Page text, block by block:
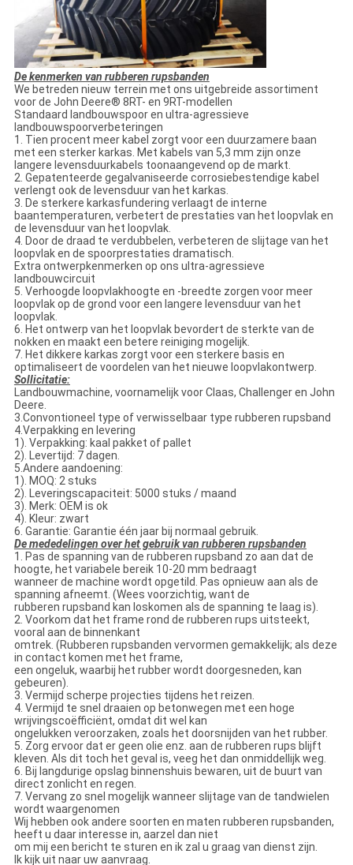
De kenmerken van rubberen rupsbanden
We betreden nieuw terrein met ons uitgebreide assortiment
voor de John Deere® 8RT- en 9RT-modellen
Standaard landbouwspoor en ultra-agressieve
landbouwspoorverbeteringen
1. Tien procent meer kabel zorgt voor een duurzamere baan
met een sterker karkas. Met kabels van 5,3 mm zijn onze
langere levensduurkabels toonaangevend op de markt.
2. Gepatenteerde gegalvaniseerde corrosiebestendige kabel
verlengt ook de levensduur van het karkas.
3. De sterkere karkasfundering verlaagt de interne
baantemperaturen, verbetert de prestaties van het loopvlak en
de levensduur van het loopvlak.
4. Door de draad te verdubbelen, verbeteren de slijtage van het
loopvlak en de spoorprestaties dramatisch.
Extra ontwerpkenmerken op ons ultra-agressieve
landbouwcircuit
5. Verhoogde loopvlakhoogte en -breedte zorgen voor meer
loopvlak op de grond voor een langere levensduur van het
loopvlak.
6. Het ontwerp van het loopvlak bevordert de sterkte van de
nokken en maakt een betere reiniging mogelijk.
7. Het dikkere karkas zorgt voor een sterkere basis en
optimaliseert de voordelen van het nieuwe loopvlakontwerp.
Sollicitatie:
Landbouwmachine, voornamelijk voor Claas, Challenger en John
Deere.
3.Convontioneel type of verwisselbaar type rubberen rupsband
4.Verpakking en levering
1). Verpakking: kaal pakket of pallet
2). Levertijd: 7 dagen.
5.Andere aandoening:
1). MOQ: 2 stuks
2). Leveringscapaciteit: 5000 stuks / maand
3). Merk: OEM is ok
4). Kleur: zwart
6. Garantie: Garantie één jaar bij normaal gebruik.
De mededelingen over het gebruik van rubberen rupsbanden
1. Pas de spanning van de rubberen rupsband zo aan dat de
hoogte, het variabele bereik 10-20 mm bedraagt
wanneer de machine wordt opgetild. Pas opnieuw aan als de
spanning afneemt. (Wees voorzichtig, want de
rubberen rupsband kan loskomen als de spanning te laag is).
2. Voorkom dat het frame rond de rubberen rups uitsteekt,
vooral aan de binnenkant
omtrek. (Rubberen rupsbanden vervormen gemakkelijk; als deze
in contact komen met het frame,
een ongeluk, waarbij het rubber wordt doorgesneden, kan
gebeuren).
3. Vermijd scherpe projecties tijdens het reizen.
4. Vermijd te snel draaien op betonwegen met een hoge
wrijvingscoëfficiënt, omdat dit wel kan
ongelukken veroorzaken, zoals het doorsnijden van het rubber.
5. Zorg ervoor dat er geen olie enz. aan de rubberen rups blijft
kleven. Als dit toch het geval is, veeg het dan onmiddellijk weg.
6. Bij langdurige opslag binnenshuis bewaren, uit de buurt van
direct zonlicht en regen.
7. Vervang zo snel mogelijk wanneer slijtage van de tandwielen
wordt waargenomen
Wij hebben ook andere soorten en maten rubberen rupsbanden,
heeft u daar interesse in, aarzel dan niet
om mij een bericht te sturen en ik zal u graag van dienst zijn.
Ik kijk uit naar uw aanvraag.